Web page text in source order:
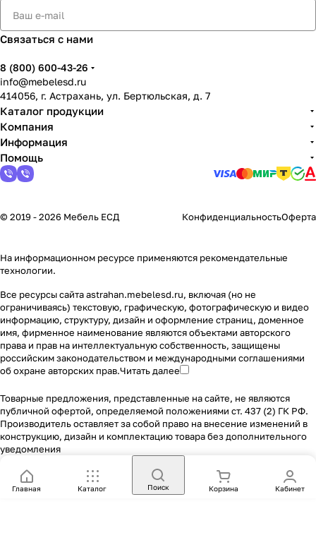
Связаться с нами
8 (800) 600-43-26
info@mebelesd.ru
414056, г. Астрахань, ул. Бертюльская, д. 7
Каталог продукции
Компания
Информация
Помощь
© 2019 - 2026 Мебель ЕСД КонфиденциальностьОферта
На информационном ресурсе применяются рекомендательные
технологии.
Все ресурсы сайта astrahan.mebelesd.ru, включая (но не
ограничиваясь) текстовую, графическую, фотографическую и видео
информацию, структуру, дизайн и оформление страниц, доменное
имя, фирменное наименование являются объектами авторского
права и прав на интеллектуальную собственность, защищены
российским законодательством и международными соглашениями
об охране авторских прав.Читать далее
Товарные предложения, представленные на сайте, не являются
публичной офертой, определяемой положениями ст. 437 (2) ГК РФ.
Производитель оставляет за собой право на внесение изменений в
конструкцию, дизайн и комплектацию товара без дополнительного
уведомления
Главная Каталог Поиск Корзина Кабинет